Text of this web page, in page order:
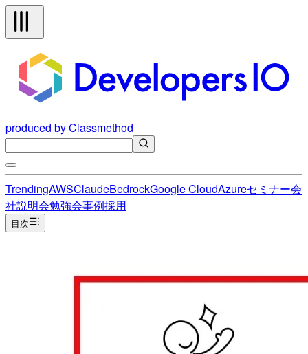
produced by Classmethod
TrendingAWSClaudeBedrockGoogle CloudAzureセミナー会
社説明会勉強会事例採用
目次